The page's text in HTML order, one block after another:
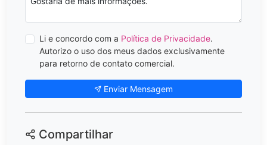
Li e concordo com a Política de Privacidade.
Autorizo o uso dos meus dados exclusivamente
para retorno de contato comercial.
Enviar Mensagem
Compartilhar